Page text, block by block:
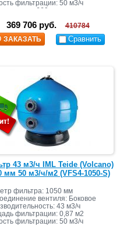
фильтрации: 50 м3/ч
засыпки: 660 кг
369 706 руб.
410784
ЗАКАЗАТЬ
Сравнить
43 м3/ч IML Teide (Volcano)
мм 50 м3/ч/м2 (VFS4-1050-S)
фильтра: 1050 мм
вентиля: Боковое
43 м3/ч
фильтрации: 0,87 м2
фильтрации: 50 м3/ч